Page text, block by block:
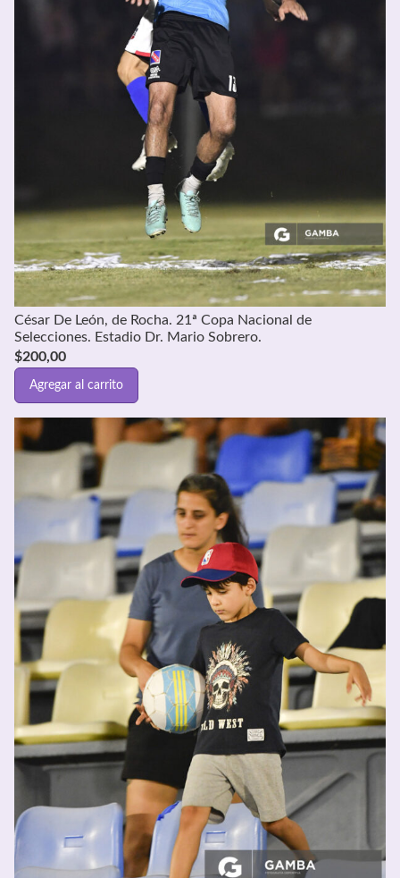
César De León, de Rocha. 21ª Copa Nacional de
Selecciones. Estadio Dr. Mario Sobrero.
$200,00
Agregar al carrito